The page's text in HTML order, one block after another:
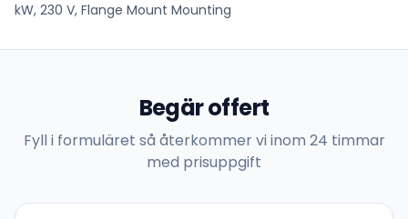
kW, 230 V, Flange Mount Mounting
Begär offert
Fyll i formuläret så återkommer vi inom 24 timmar
med prisuppgift